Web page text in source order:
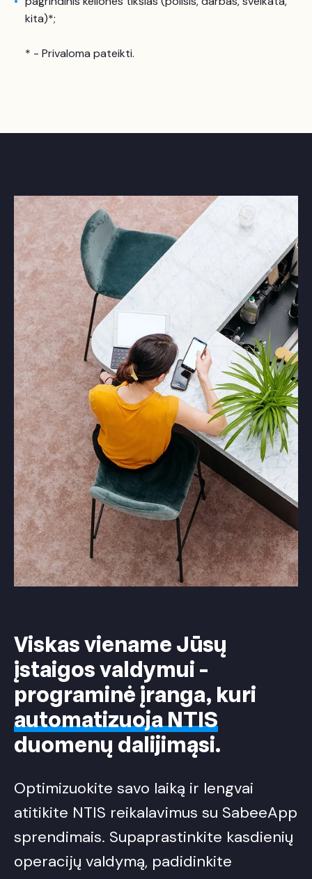
kita)*;
* - Privaloma pateikti.
Viskas viename Jūsų
įstaigos valdymui -
programinė įranga, kuri
automatizuoja NTIS
duomenų dalijimąsi.
Optimizuokite savo laiką ir lengvai
atitikite NTIS reikalavimus su SabeeApp
sprendimais. Supaprastinkite kasdienių
operacijų valdymą, padidinkite